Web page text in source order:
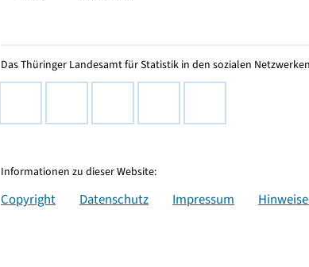
Das Thüringer Landesamt für Statistik in den sozialen
Informationen zu dieser Website:
Copyright Datenschutz Impressum